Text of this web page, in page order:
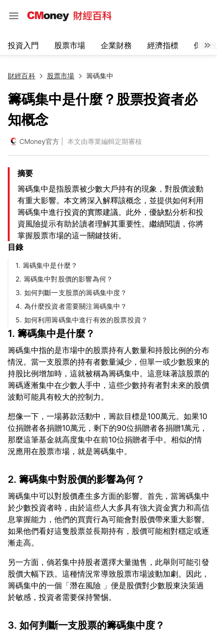
投資入門 股票市場 企業財務 經濟指標 保險
財經百科 股票市場 籌碼集中
籌碼集中是什麼？股票投資者必
知概念
CMoney官方 | 本文由專業編輯定期審核
摘要
籌碼集中是指股票被少數大戶持有的現象，對股價波動
有重大影響。本文將深入解釋該概念，並提供如何利用
籌碼集中進行投資的實際建議。此外，優缺點分析和投
資風險提示有助於讀者理解其重要性。繼續閱讀，你將
掌握股票市場的這一關鍵技術。
目錄
1. 籌碼集中是什麼？
2. 籌碼集中對股價的影響為何？
3. 如何判斷一支股票的籌碼集中度？
4. 為什麼投資者需要關注籌碼集中？
5. 如何利用籌碼集中進行有效的股票投資？
1. 籌碼集中是什麼？
籌碼集中指的是市場中的股票持有人數量和持股比例的分布
情況。當一支股票的持有者數量減少，但單一或少數股東的
持股比例增加時，這就被稱為籌碼集中。這意味著該股票的
籌碼逐漸集中在少數人手中，這些少數持有者對未來的股價
想像一下，一場募款活動中，籌款目標是100萬元。如果10
位捐贈者各捐贈10萬元，剩下的90位捐贈者各捐贈1萬元，
那麼這筆基金就高度集中在前10位捐贈者手中。相似的情
2. 籌碼集中對股價的影響為何？
籌碼集中可以對股價產生多方面的影響。首先，當籌碼集中
於少數投資者時，由於這些人大多具有強大資金實力和高信
息掌握能力，他們的買賣行為可能會對股價帶來重大影響。
如果他們看好這隻股票並長期持有，股價可能相對穩定或逐
另一方面，倘若集中持股者選擇大量拋售，此舉則可能引發
股價大幅下跌。這種情況常導致股票市場波動加劇。因此，
籌碼集中的一個「潛在風險 」便是股價對少數股東決策過
3. 如何判斷一支股票的籌碼集中度？